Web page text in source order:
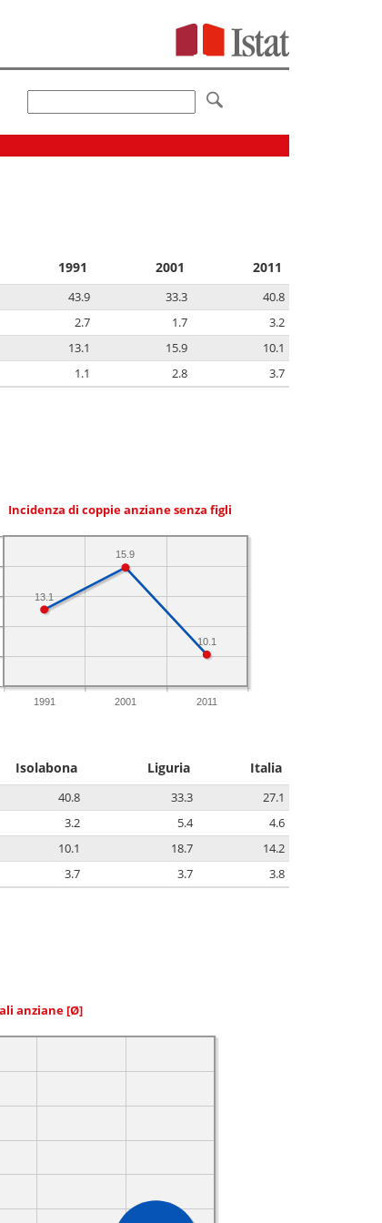
1991 2001 2011
43.9 33.3
40.8
2.7 1.7
3.2
13.1 15.9
10.1
1.1 2.8 3.7
Incidenza di coppie anziane senza figli
1991 2001 2011
10.1
15.9
13.1
Isolabona Liguria Italia
40.8 33.3
27.1
3.2 5.4
4.6
10.1 18.7
14.2
3.7 3.7 3.8
anziane [Ø]